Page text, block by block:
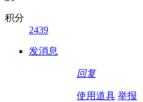
积分
2439
发消息
回复
使用道具 举报